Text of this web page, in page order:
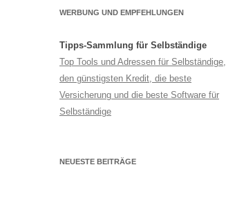
WERBUNG UND EMPFEHLUNGEN
Tipps-Sammlung für Selbständige
Top Tools und Adressen für Selbständige,
den günstigsten Kredit, die beste
Versicherung und die beste Software für
Selbständige
NEUESTE BEITRÄGE